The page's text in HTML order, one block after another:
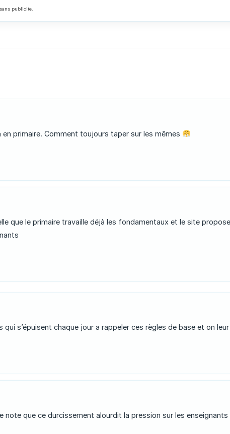
publicite.
en primaire. Comment toujours taper sur les mêmes
que le primaire travaille déjà les fondamentaux et le site
s’épuisent chaque jour a rappeler ces règles de base et on
note que ce durcissement alourdit la pression sur les